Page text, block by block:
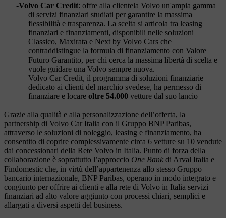
-Volvo Car Credit: offre alla clientela Volvo un'ampia gamma
di servizi finanziari studiati per garantire la massima
flessibilità e trasparenza. La scelta si articola tra leasing
finanziari e finanziamenti, disponibili nelle soluzioni
Classico, Maxirata e Next by Volvo Cars che
contraddistingue la formula di finanziamento con Valore
Futuro Garantito, per chi cerca la massima libertà di scelta e
vuole guidare una Volvo sempre nuova.
Volvo Car Credit, il programma di soluzioni finanziarie
dedicato ai clienti del marchio svedese, ha permesso di
finanziare e locare oltre 54.000 vetture dal suo lancio
Grazie alla qualità e alla personalizzazione dell’offerta, la
partnership di Volvo Car Italia con il Gruppo BNP Paribas,
attraverso le soluzioni di noleggio, leasing e finanziamento, ha
consentito di coprire complessivamente circa 6 vetture su 10 vendute
dai concessionari della Rete Volvo in Italia. Punto di forza della
collaborazione è soprattutto l’approccio One Bank di Arval Italia e
Findomestic che, in virtù dell’appartenenza allo stesso Gruppo
bancario internazionale, BNP Paribas, operano in modo integrato e
congiunto per offrire ai clienti e alla rete di Volvo in Italia servizi
finanziari ad alto valore aggiunto con processi chiari, semplici e
allargati a diversi aspetti del business.